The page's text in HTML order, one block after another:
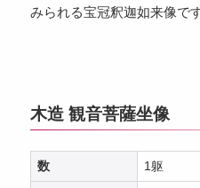
みられる宝冠釈迦如来像です
木造 観音菩薩坐像
数 1躯